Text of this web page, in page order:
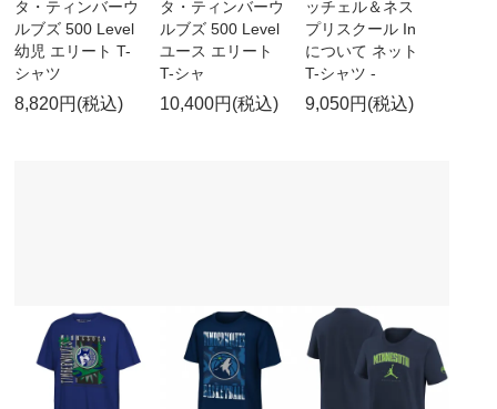
タ・ティンバーウ
ルブズ 500 Level
幼児 エリート T-
シャツ
8,820円(税込)
タ・ティンバーウ
ルブズ 500 Level
ユース エリート
T-シャ
10,400円(税込)
ッチェル＆ネス
プリスクール In
について ネット
T-シャツ -
9,050円(税込)